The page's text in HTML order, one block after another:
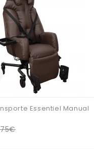
Essentiel Manual